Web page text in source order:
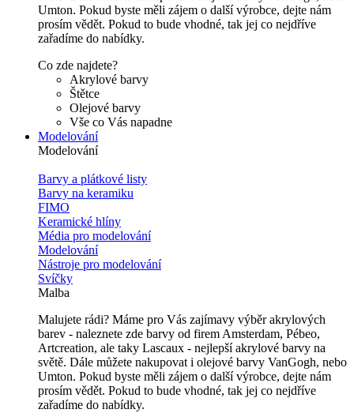
Umton. Pokud byste měli zájem o další výrobce, dejte nám
prosím vědět. Pokud to bude vhodné, tak jej co nejdříve
zařadíme do nabídky.
Co zde najdete?
Akrylové barvy
Štětce
Olejové barvy
Vše co Vás napadne
Modelování
Modelování
Barvy a plátkové listy
Barvy na keramiku
FIMO
Keramické hlíny
Média pro modelování
Modelování
Nástroje pro modelování
Svíčky
Malba
Malujete rádi? Máme pro Vás zajímavy výběr akrylových
barev - naleznete zde barvy od firem Amsterdam, Pébeo,
Artcreation, ale taky Lascaux - nejlepší akrylové barvy na
světě. Dále můžete nakupovat i olejové barvy VanGogh, nebo
Umton. Pokud byste měli zájem o další výrobce, dejte nám
prosím vědět. Pokud to bude vhodné, tak jej co nejdříve
zařadíme do nabídky.